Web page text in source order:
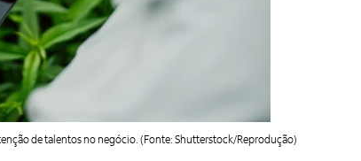
de talentos no negócio. (Fonte: Shutterstock/Reprodução)